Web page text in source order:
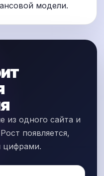
модели.
из одного сайта и
появляется,
цифрами.